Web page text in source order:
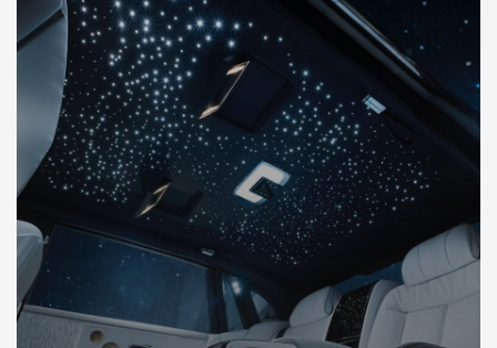
DÉCOUVREZ NOTRE IMPORTATION AUTO DUBAI